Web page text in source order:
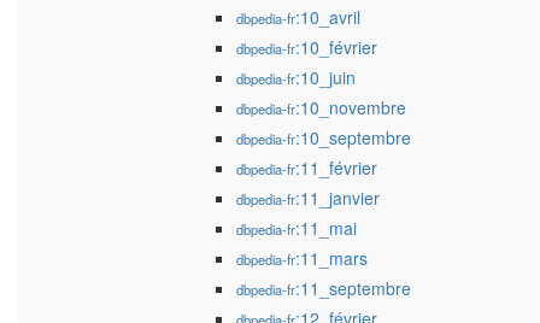
dbpedia-fr:10_avril
dbpedia-fr:10_février
dbpedia-fr:10_juin
dbpedia-fr:10_novembre
dbpedia-fr:10_septembre
dbpedia-fr:11_février
dbpedia-fr:11_janvier
dbpedia-fr:11_mai
dbpedia-fr:11_mars
dbpedia-fr:11_septembre
:12_février